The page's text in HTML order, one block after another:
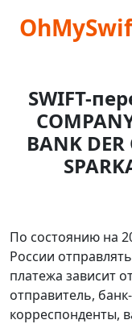
SWIFT-
BANK DER
По состоянию на
России
платежа зависит
отправитель,
корреспонденты,